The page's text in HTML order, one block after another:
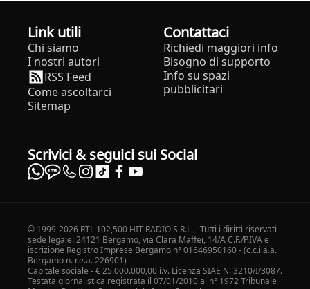
Link utili
Chi siamo
I nostri autori
RSS Feed
Come ascoltarci
Sitemap
Contattaci
Richiedi maggiori info
Bisogno di supporto
Info su spazi
pubblicitari
Scrivici & seguici sui Social
© 1999-2026 RTL 102,500 HIT RADIO S.R.L. - Tutti i diritti riservati -
sede legale: 24121 Bergamo, via Clara Maffei, 14/A C.F./P.IVA e
iscrizione Registro Imprese Bergamo n° 01646950160 - (c.c.i.a.a.
Bergamo n. r.e.a. 226901)
Capitale sociale - € 25.000.000,00 i.v. Licenza SIAE N. 3210/I/3087.
Testata giornalistica registrata il 07/01/2010 al n° 1972 Tribunale